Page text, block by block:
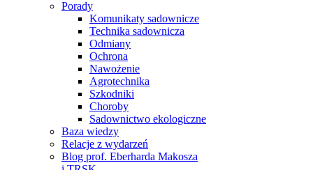
Porady
Komunikaty sadownicze
Technika sadownicza
Odmiany
Ochrona
Nawożenie
Agrotechnika
Szkodniki
Choroby
Sadownictwo ekologiczne
Baza wiedzy
Relacje z wydarzeń
Blog prof. Eberharda Makosza